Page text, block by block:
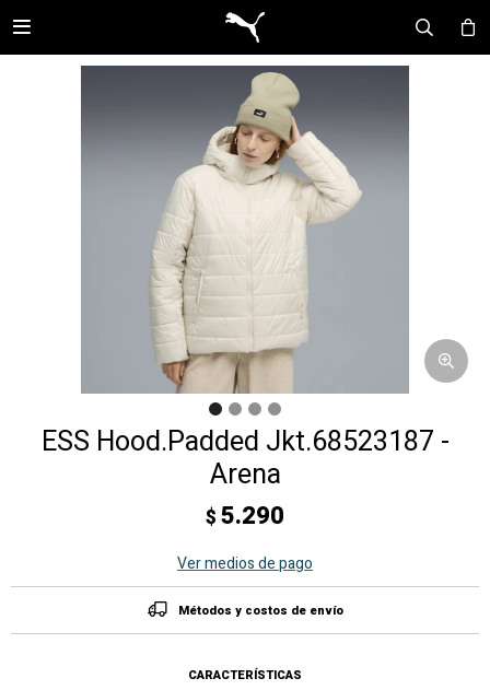

ESS Hood.Padded Jkt.68523187 -
Arena
$ 5.290
Ver medios de pago
Métodos y costos de envío
CARACTERÍSTICAS